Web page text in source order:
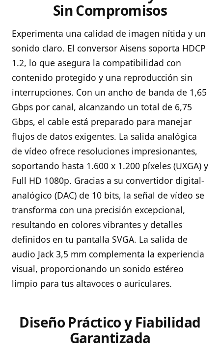
Sin Compromisos
Experimenta una calidad de imagen nítida y un
sonido claro. El conversor Aisens soporta HDCP
1.2, lo que asegura la compatibilidad con
contenido protegido y una reproducción sin
interrupciones. Con un ancho de banda de 1,65
Gbps por canal, alcanzando un total de 6,75
Gbps, el cable está preparado para manejar
flujos de datos exigentes. La salida analógica
de vídeo ofrece resoluciones impresionantes,
soportando hasta 1.600 x 1.200 píxeles (UXGA) y
Full HD 1080p. Gracias a su convertidor digital-
analógico (DAC) de 10 bits, la señal de vídeo se
transforma con una precisión excepcional,
resultando en colores vibrantes y detalles
definidos en tu pantalla SVGA. La salida de
audio Jack 3,5 mm complementa la experiencia
visual, proporcionando un sonido estéreo
limpio para tus altavoces o auriculares.
Diseño Práctico y Fiabilidad
Garantizada